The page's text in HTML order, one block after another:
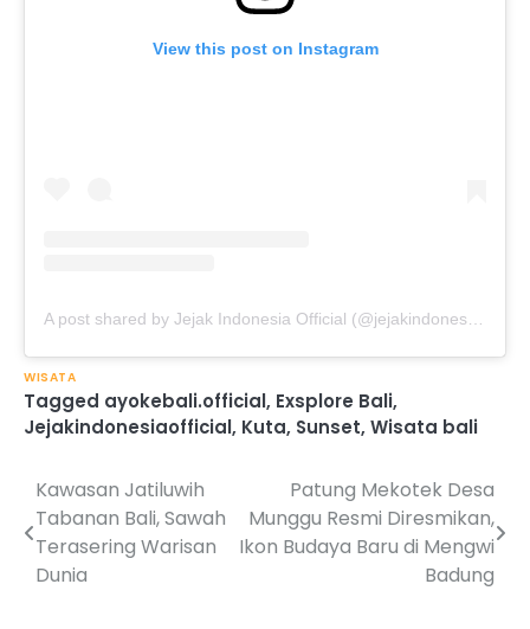
View this post on Instagram
WISATA
Tagged ayokebali.official, Exsplore Bali,
Jejakindonesiaofficial, Kuta, Sunset, Wisata bali
Post
navigation
Kawasan Jatiluwih
Tabanan Bali, Sawah
Terasering Warisan
Dunia
Patung Mekotek Desa
Munggu Resmi Diresmikan,
Ikon Budaya Baru di Mengwi
Badung